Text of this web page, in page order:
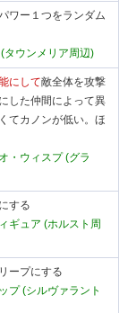
ワー１つをランダム
タウンメリア周辺)
にして敵全体を攻撃
した仲間によって異
てカノンが低い。ほ
・ウィスプ (グラ
する
ギュア (ホルスト周
ープにする
プ (シルヴァラント